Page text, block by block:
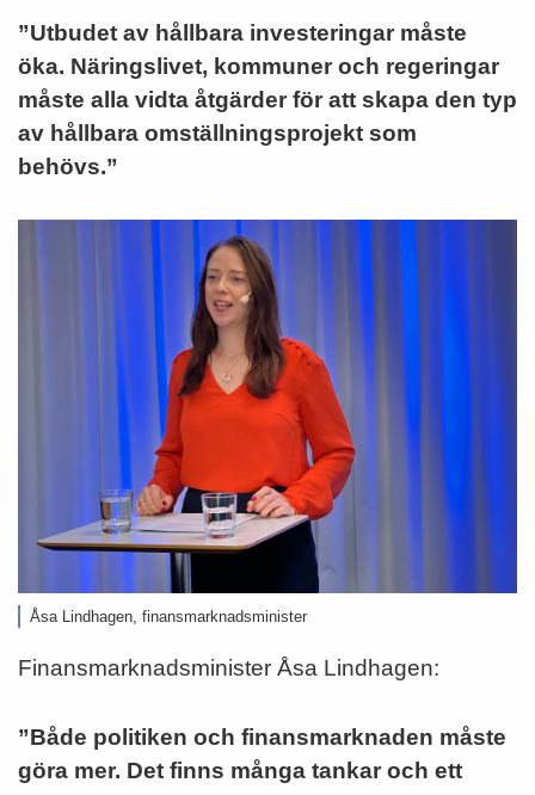
”Utbudet av hållbara investeringar måste
öka. Näringslivet, kommuner och regeringar
måste alla vidta åtgärder för att skapa den typ
av hållbara omställningsprojekt som
behövs.”
Åsa Lindhagen, finansmarknadsminister
Finansmarknadsminister Åsa Lindhagen:
”Både politiken och finansmarknaden måste
göra mer. Det finns många tankar och ett